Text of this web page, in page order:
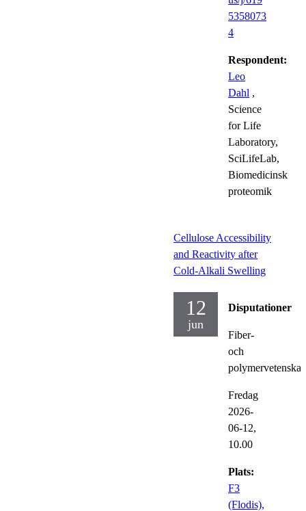
5358073
4
Respondent:
Leo
Dahl ,
Science
for Life
Laboratory,
SciLifeLab,
Biomedicinsk
proteomik
Cellulose Accessibility
and Reactivity after
Cold-Alkali Swelling
12
jun
Disputationer
Fiber-
och
polymervetenskap
Fredag
2026-
06-12,
10.00
Plats:
F3
(Flodis),